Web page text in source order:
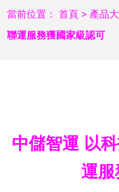
當前位置： 首頁 > 產品
聯運服務獲國家級認可
中儲智運 以
運服